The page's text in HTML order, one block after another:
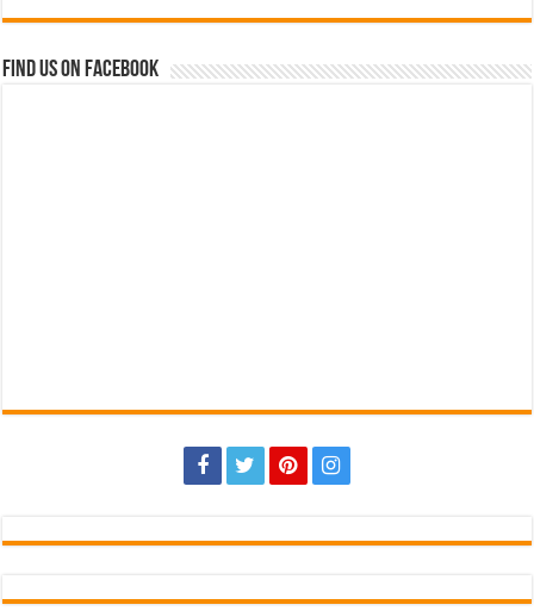
Find us on Facebook